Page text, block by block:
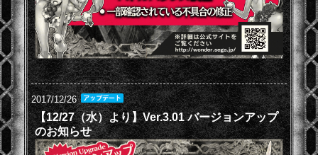
2017/12/26
【12/27（水）より】Ver.3.01 バージョンアップ
のお知らせ